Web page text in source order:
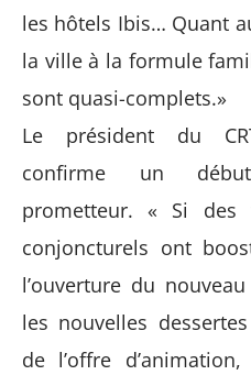
les hôtels Ibis… Quant
la ville à la formule
sont quasi-complets.»
Le président du
confirme un
prometteur. « Si des
conjoncturels ont
l’ouverture du
les nouvelles
de l’offre